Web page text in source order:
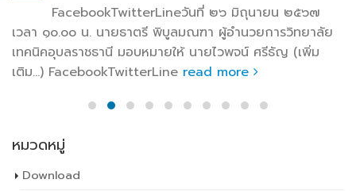
FacebookTwitterLineวันที่ ๒๖ มิถุนายน ๒๕๖๗
เวลา ๑๐.๐๐ น. นายธาตรี พิบูลมณฑา ผู้อำนวยการวิทยาลัย
เทคนิคอุบลราชธานี มอบหมายให้ นายไวพจน์ ศรีธัญ (เพิ่ม
เติม…) FacebookTwitterLine read more
หมวดหมู่
Download